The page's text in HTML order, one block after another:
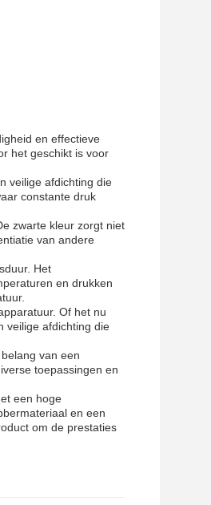
en effectieve
het geschikt is voor
veilige afdichting die
constante druk
zwarte kleur zorgt niet
van andere
Het
en drukken
Of het nu
veilige afdichting die
van een
toepassingen en
een hoge
en een
om de prestaties